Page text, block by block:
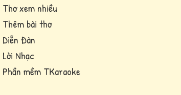
Thơ xem nhiều
Thêm bài thơ
Diễn Đàn
Lời Nhạc
Phần mềm TKaraoke